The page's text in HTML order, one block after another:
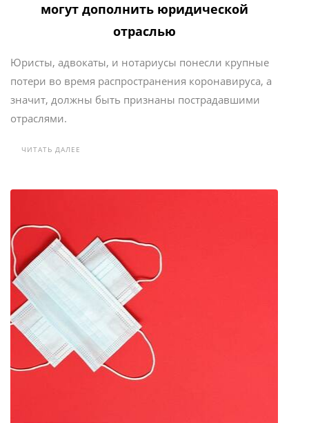
могут дополнить юридической
отраслью
Юристы, адвокаты, и нотариусы понесли крупные
потери во время распространения коронавируса, а
значит, должны быть признаны пострадавшими
отраслями.
ЧИТАТЬ ДАЛЕЕ